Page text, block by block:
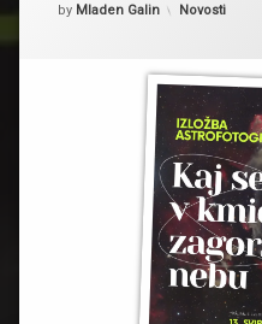
by Mladen Galin Kategorije:
Novosti